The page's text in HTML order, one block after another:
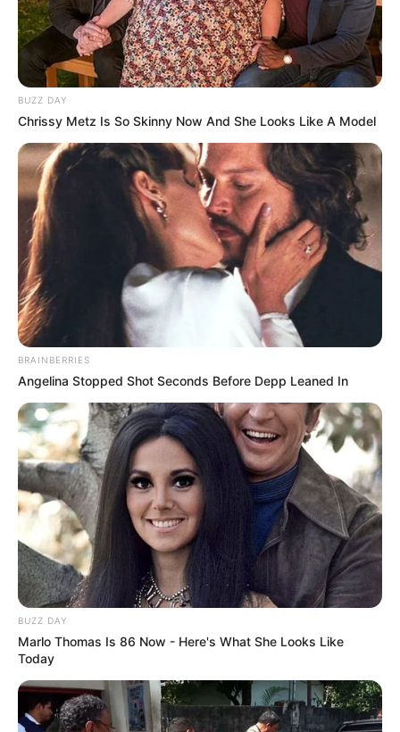
BUZZ DAY
Chrissy Metz Is So Skinny Now And She Looks Like A Model
BRAINBERRIES
Angelina Stopped Shot Seconds Before Depp Leaned In
BUZZ DAY
Marlo Thomas Is 86 Now - Here's What She Looks Like
Today